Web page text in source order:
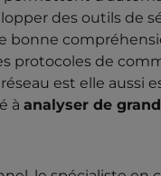
des outils de
bonne
protocoles de
est elle aussi
à analyser de